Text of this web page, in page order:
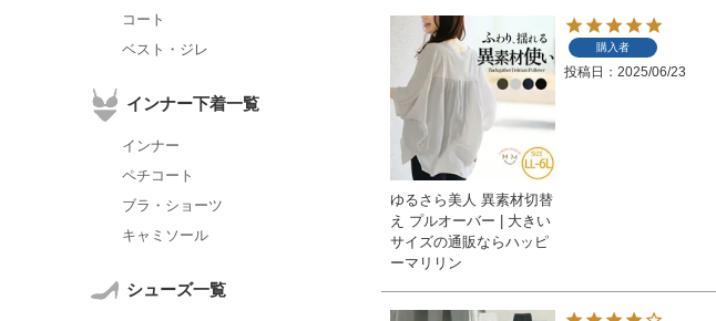
コート
ベスト・ジレ
インナー下着一覧
インナー
ペチコート
ブラ・ショーツ
キャミソール
シューズ一覧
ゆるさら美人 異素材切替
え プルオーバー | 大きい
サイズの通販ならハッピ
ーマリリン
購入者
投稿日 2025/06/23